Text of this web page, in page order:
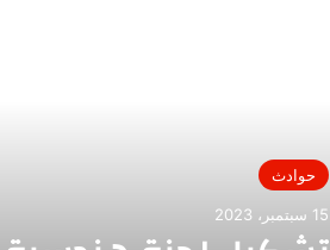
حوادث
15 سبتمبر، 2023